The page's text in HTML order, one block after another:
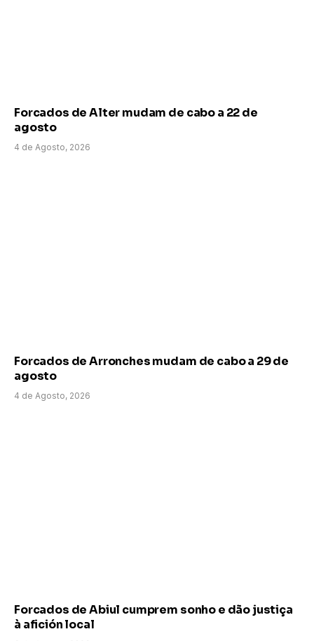
Forcados de Alter mudam de cabo a 22 de
agosto
4 de Agosto, 2026
Forcados de Arronches mudam de cabo a 29 de
agosto
4 de Agosto, 2026
Forcados de Abiul cumprem sonho e dão justiça
à afición local